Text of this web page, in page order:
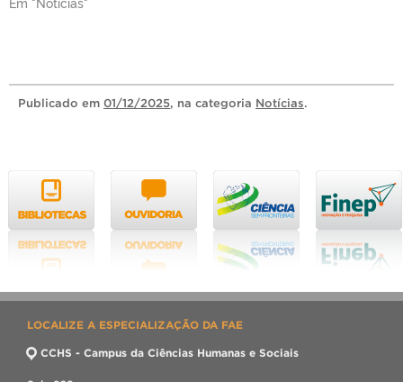
Publicado em 01/12/2025, na categoria Notícias.
LOCALIZE A ESPECIALIZAÇÃO DA FAE
CCHS - Campus da Ciências Humanas e Sociais